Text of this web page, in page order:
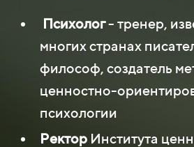
Психолог- тренер,
многих странах
философ, создатель
ценностно-
психологии
Ректор Института